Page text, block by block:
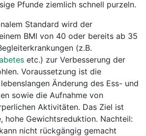
Pfunde ziemlich schnell purzeln.
Standard wird der
BMI von 40 oder bereits ab 35
(z.B.
etc.) zur Verbesserung der
Voraussetzung ist die
Änderung des Ess- und
sowie die Aufnahme von
Aktivitäten. Das Ziel ist
hohe Gewichtsreduktion. Nachteil:
nicht rückgängig gemacht